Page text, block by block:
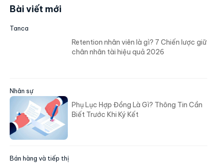
Bài viết mới
Tanca
Retention nhân viên là gì? 7 Chiến lược giữ
chân nhân tài hiệu quả 2026
Nhân sự
Phụ Lục Hợp Đồng Là Gì? Thông Tin Cần
Biết Trước Khi Ký Kết
Bán hàng và tiếp thị